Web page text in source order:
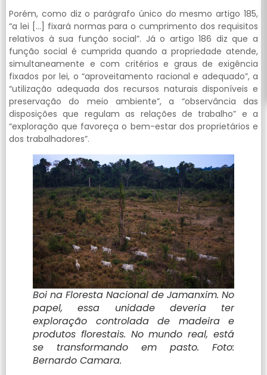
Porém, como diz o parágrafo único do mesmo artigo 185,
“a lei […] fixará normas para o cumprimento dos requisitos
relativos à sua função social”. Já o artigo 186 diz que a
função social é cumprida quando a propriedade atende,
simultaneamente e com critérios e graus de exigência
fixados por lei, o “aproveitamento racional e adequado”, a
“utilização adequada dos recursos naturais disponíveis e
preservação do meio ambiente”, a “observância das
disposições que regulam as relações de trabalho” e a
“exploração que favoreça o bem-estar dos proprietários e
dos trabalhadores”.
Boi na Floresta Nacional de Jamanxim. No
papel, essa unidade deveria ter
exploração controlada de madeira e
produtos florestais. No mundo real, está
se transformando em pasto. Foto:
Bernardo Camara.